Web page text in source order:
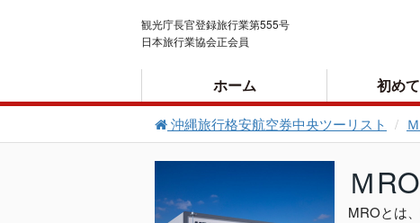
ホーム 初め
ご利用案内
お
観光庁長官登録旅行業第555号
日本旅行業協会正会員
沖縄旅行格安航空券中央ツーリスト
Ｍ
MROとは